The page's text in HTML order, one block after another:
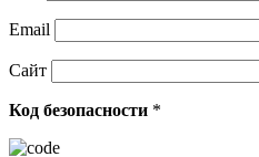
Email
Сайт
Код безопасности *